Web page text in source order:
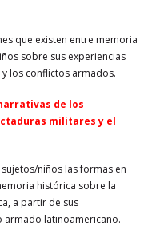
que existen entre memoria
sobre sus experiencias
los conflictos armados.
de los
militares y el
niños las formas en
histórica sobre la
a partir de sus
armado latinoamericano.